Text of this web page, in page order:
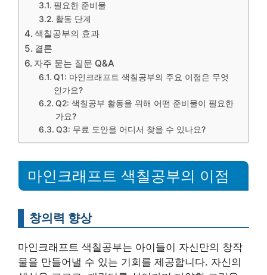
필요한 준비물
활동 단계
색칠공부의 효과
결론
자주 묻는 질문 Q&A
Q1: 마인크래프트 색칠공부의 주요 이점은 무엇
인가요?
Q2: 색칠공부 활동을 위해 어떤 준비물이 필요한
가요?
Q3: 무료 도안을 어디서 찾을 수 있나요?
마인크래프트 색칠공부의 이점
창의력 향상
마인크래프트 색칠공부는 아이들이 자신만의 창작
물을 만들어낼 수 있는 기회를 제공합니다. 자신의